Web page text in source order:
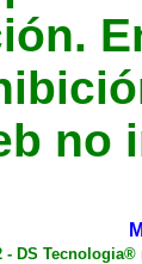
no
- DS Tecnologia®